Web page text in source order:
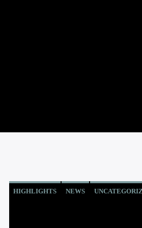
HIGHLIGHTS NEWS